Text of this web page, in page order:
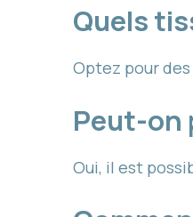
Quels
Optez pour
Peut-on
Oui, il est